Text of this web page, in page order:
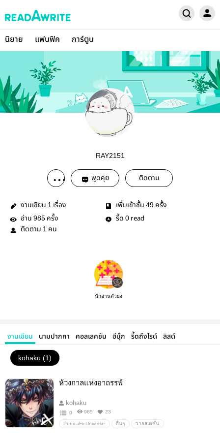
นิยาย แฟนฟิค การ์ตูน
RAY2151
พูดคุย ติดตาม
งานเขียน 1 เรื่อง เพิ่มเข้าชั้น 49 ครั้ง
อ่าน 985 ครั้ง รี้ด 0 read
ติดตาม 1 คน
นักอ่านตัวยง
งานเขียน นามปากกา คอลเลคชัน อีบุ๊ก รี้ดถึงไรต์ ลิสต์
kohaku (1)
ห้วงกาลแห่งอาถรรพ์
kohaku
0 985 23
PunicaFicUniverse อื่นๆ วายสเตชั่น